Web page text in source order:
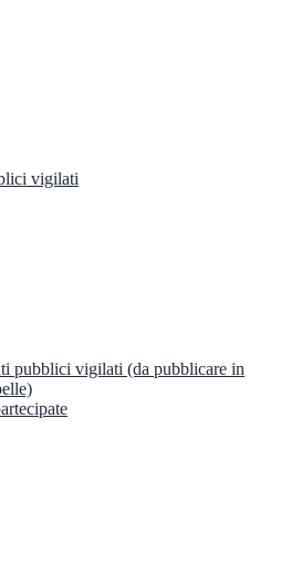
vigilati
pubblici vigilati (da pubblicare in